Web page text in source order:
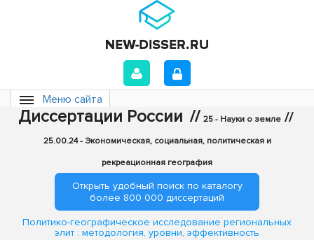
Меню сайта
Диссертации России // 25 - Науки о земле //
25.00.24 - Экономическая, социальная, политическая и
рекреационная география
Открыть удобный поиск по каталогу
более 800 000 диссертаций
Политико-географическое исследование региональных
элит : методология, уровни, эффективность